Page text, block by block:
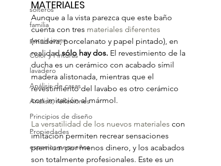
solteros
familia
pareja joven
Color y Pinturas
lavadero
Análisis de casas
Análisis, reflexiones
Principios de diseño
Propiedades
espacios pequeños
MATERIALES
Aunque a la vista parezca que este baño
cuenta con tres materiales diferentes
(madera, porcelanato y papel pintado), en
realidad sólo hay dos. El revestimiento de la
ducha es un cerámico con acabado símil
madera alistonada, mientras que el
revestimiento del lavabo es otro cerámico
con imitación al mármol.
La versatilidad de los nuevos materiales con
imitación permiten recrear sensaciones
premium por menos dinero, y los acabados
son totalmente profesionales. Este es un